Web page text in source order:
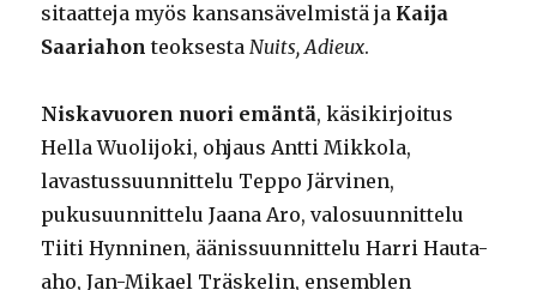
sitaatteja myös kansansävelmistä ja Kaija
Saariahon teoksestaNuits, Adieux.
Niskavuoren nuori emäntä, käsikirjoitus
Hella Wuolijoki, ohjaus Antti Mikkola,
lavastussuunnittelu Teppo Järvinen,
pukusuunnittelu Jaana Aro, valosuunnittelu
Tiiti Hynninen, äänissuunnittelu Harri Hauta-
aho, Jan-Mikael Träskelin, ensemblen